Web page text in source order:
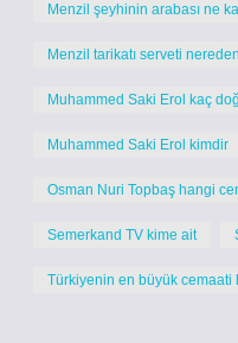
Menzil şeyhinin arabası ne
Menzil tarikatı serveti
Muhammed Saki Erol kaç
Muhammed Saki Erol kimdir
Osman Nuri Topbaş hangi
Semerkand TV kime ait
Türkiyenin en büyük cemaati